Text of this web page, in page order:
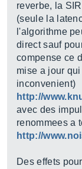
reverbe, la SIR
(seule la
l'algorithme
direct sauf
compense ce
mise a jour
inconvenient)
http://
avec des
renommees a
http://
Des effets